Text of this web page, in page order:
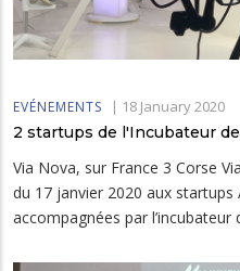
EVÉNEMENTS | 18 January 2020
2 startups de l'Incubateur
Via Nova, sur France 3 Corse
du 17 janvier 2020 aux startups
accompagnées par l’incubateur